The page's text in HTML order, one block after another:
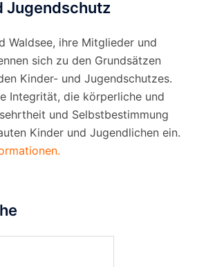
Jugendschutz
Waldsee, ihre Mitglieder und
sich zu den Grundsätzen
Kinder- und Jugendschutzes.
Integrität, die körperliche und
und Selbstbestimmung
Kinder und Jugendlichen ein.